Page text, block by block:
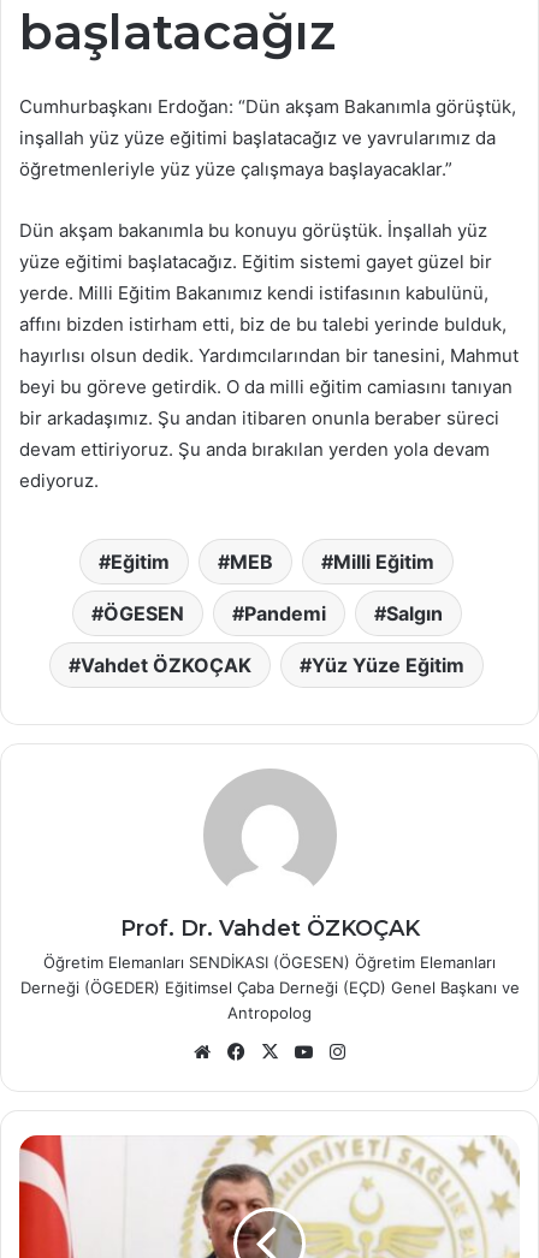
başlatacağız
Cumhurbaşkanı Erdoğan: “Dün akşam Bakanımla görüştük,
inşallah yüz yüze eğitimi başlatacağız ve yavrularımız da
öğretmenleriyle yüz yüze çalışmaya başlayacaklar.”
Dün akşam bakanımla bu konuyu görüştük. İnşallah yüz
yüze eğitimi başlatacağız. Eğitim sistemi gayet güzel bir
yerde. Milli Eğitim Bakanımız kendi istifasının kabulünü,
affını bizden istirham etti, biz de bu talebi yerinde bulduk,
hayırlısı olsun dedik. Yardımcılarından bir tanesini, Mahmut
beyi bu göreve getirdik. O da milli eğitim camiasını tanıyan
bir arkadaşımız. Şu andan itibaren onunla beraber süreci
devam ettiriyoruz. Şu anda bırakılan yerden yola devam
ediyoruz.
Eğitim MEB Milli Eğitim
ÖGESEN Pandemi Salgın
Vahdet ÖZKOÇAK Yüz Yüze Eğitim
Prof. Dr. Vahdet ÖZKOÇAK
Öğretim Elemanları SENDİKASI (ÖGESEN) Öğretim Elemanları
Derneği (ÖGEDER) Eğitimsel Çaba Derneği (EÇD) Genel Başkanı ve
Antropolog
Web
Facebook
X YouTube
Bakan
Koca,
Bilim
Kurulu
toplantısının